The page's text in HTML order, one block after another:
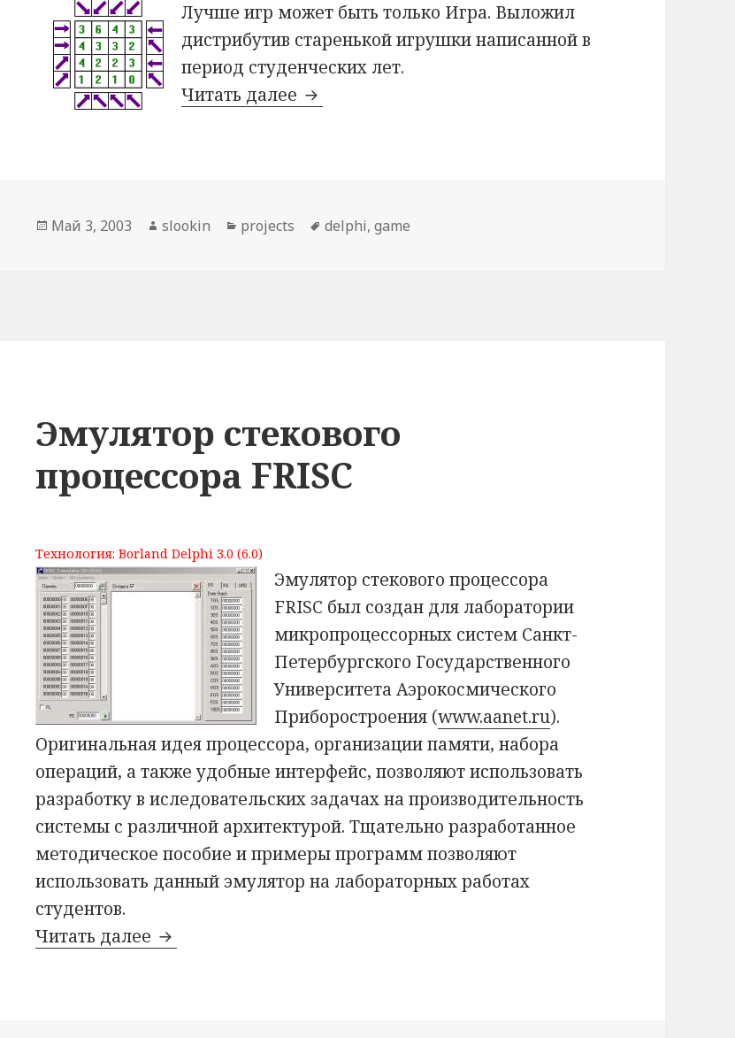
Лучше игр может быть только Игра. Выложил
дистрибутив старенькой игрушки написанной в
период студенческих лет.
Читать далее Игра «Стрелки»
Опубликовано
Май 3, 2003 Автор
slookin Рубрики
projects Метки
delphi,game
Эмулятор стекового
процессора FRISC
Технология: Borland Delphi 3.0 (6.0)
Эмулятор стекового процессора
FRISC был создан для лаборатории
микропроцессорных систем Санкт-
Петербургского Государственного
Университета Аэрокосмического
Приборостроения (www.aanet.ru).
Оригинальная идея процессора, организации памяти, набора
операций, а также удобные интерфейс, позволяют использовать
разработку в иследовательских задачах на производительность
системы с различной архитектурой. Тщательно разработанное
методическое пособие и примеры программ позволяют
использовать данный эмулятор на лабораторных работах
студентов.
Читать далее Эмулятор стекового процессора FRISC